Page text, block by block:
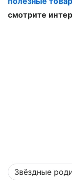
смотрите
Звёздные